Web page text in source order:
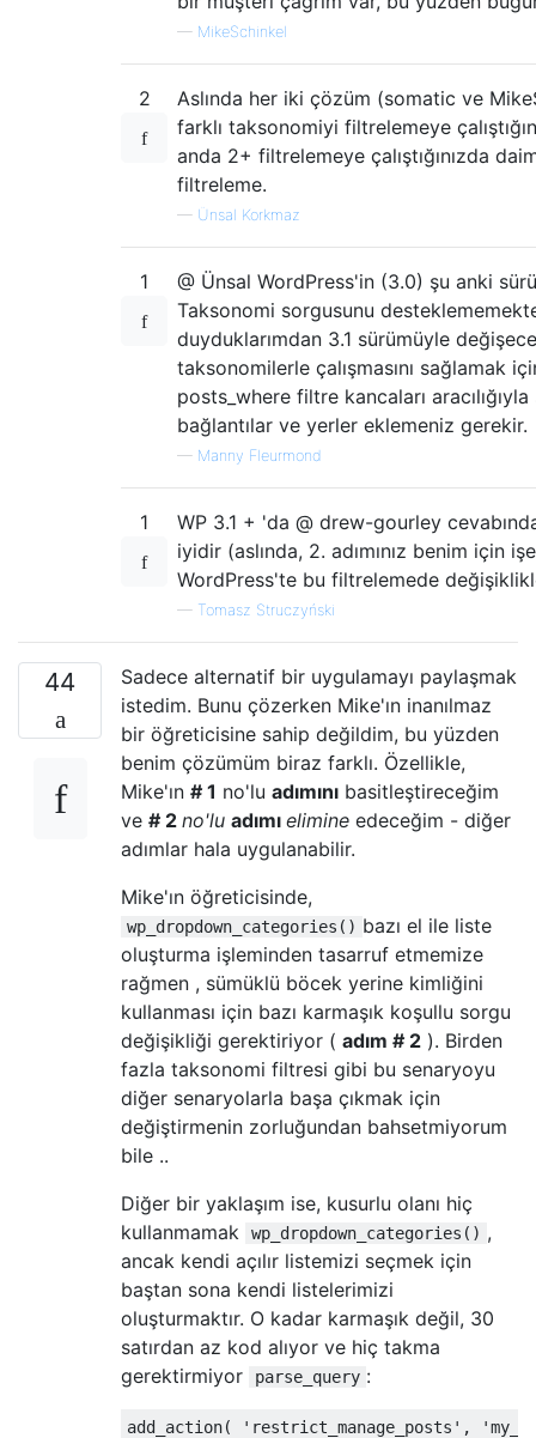
— MikeSchinkel
2
Aslında her iki çözüm (somatic ve
farklı taksonomiyi filtrelemeye
anda 2+ filtrelemeye çalıştığınızda
filtreleme.
— Ünsal Korkmaz
1
@ Ünsal WordPress'in (3.0) şu anki
Taksonomi sorgusunu
duyduklarımdan 3.1 sürümüyle
taksonomilerle çalışmasını sağlamak
posts_where filtre kancaları
bağlantılar ve yerler eklemeniz gerekir.
— Manny Fleurmond
1
WP 3.1 + 'da @ drew-gourley
iyidir (aslında, 2. adımınız benim için
WordPress'te bu filtrelemede
— Tomasz Struczyński
44
Sadece alternatif bir uygulamayı paylaşmak
istedim. Bunu çözerken Mike'ın inanılmaz
bir öğreticisine sahip değildim, bu yüzden
benim çözümüm biraz farklı. Özellikle,
Mike'ın # 1 no'lu adımını basitleştireceğim
ve # 2 no'lu adımı elimine edeceğim - diğer
adımlar hala uygulanabilir.
Mike'ın öğreticisinde,
wp_dropdown_categories() bazı el ile liste
oluşturma işleminden tasarruf etmemize
rağmen , sümüklü böcek yerine kimliğini
kullanması için bazı karmaşık koşullu sorgu
değişikliği gerektiriyor ( adım # 2 ). Birden
fazla taksonomi filtresi gibi bu senaryoyu
diğer senaryolarla başa çıkmak için
değiştirmenin zorluğundan bahsetmiyorum
bile ..
Diğer bir yaklaşım ise, kusurlu olanı hiç
kullanmamak
wp_dropdown_categories() ,
ancak kendi açılır listemizi seçmek için
baştan sona kendi listelerimizi
oluşturmaktır. O kadar karmaşık değil, 30
satırdan az kod alıyor ve hiç takma
gerektirmiyor
parse_query :
add_action( 'restrict_manage_posts' ,